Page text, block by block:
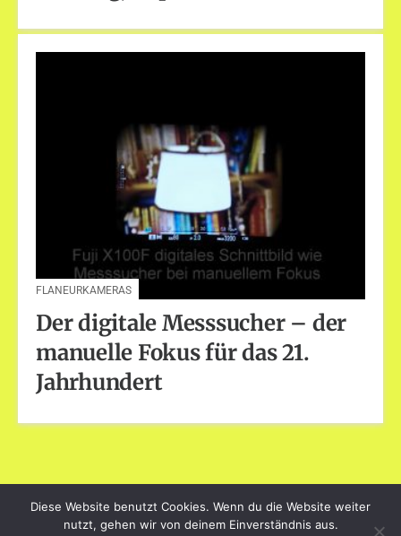
FLANEURKAMERAS
Der digitale Messsucher – der
manuelle Fokus für das 21.
Jahrhundert
dayart.de
Diese Website benutzt Cookies. Wenn du die Website weiter
nutzt, gehen wir von deinem Einverständnis aus.